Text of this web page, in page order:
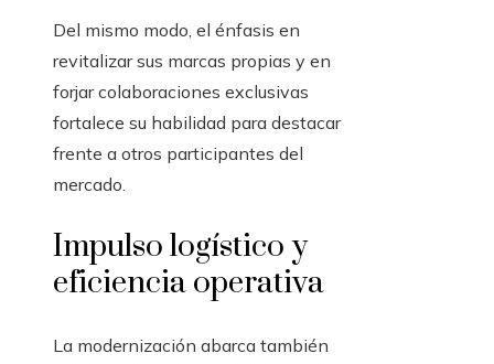
Del mismo modo, el énfasis en
revitalizar sus marcas propias y en
forjar colaboraciones exclusivas
fortalece su habilidad para destacar
frente a otros participantes del
mercado.
Impulso logístico y
eficiencia operativa
La modernización abarca también